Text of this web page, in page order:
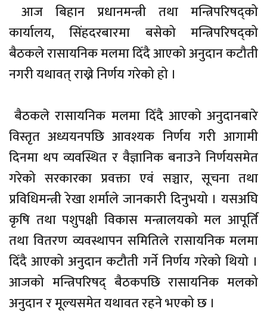
आज बिहान प्रधानमन्त्री तथा मन्त्रिपरिषद्को
कार्यालय, सिंहदरबारमा बसेको मन्त्रिपरिषद्को
बैठकले रासायनिक मलमा दिँदै आएको अनुदान कटौती
नगरी यथावत् राख्ने निर्णय गरेको हो ।
बैठकले रासायनिक मलमा दिँदै आएको अनुदानबारे
विस्तृत अध्ययनपछि आवश्यक निर्णय गरी आगामी
दिनमा थप व्यवस्थित र वैज्ञानिक बनाउने निर्णयसमेत
गरेको सरकारका प्रवक्ता एवं सञ्चार, सूचना तथा
प्रविधिमन्त्री रेखा शर्माले जानकारी दिनुभयो । यसअघि
कृषि तथा पशुपक्षी विकास मन्त्रालयको मल आपूर्ति
तथा वितरण व्यवस्थापन समितिले रासायनिक मलमा
दिँदै आएको अनुदान कटौती गर्ने निर्णय गरेको थियो ।
आजको मन्त्रिपरिषद् बैठकपछि रासायनिक मलको
अनुदान र मूल्यसमेत यथावत रहने भएको छ ।